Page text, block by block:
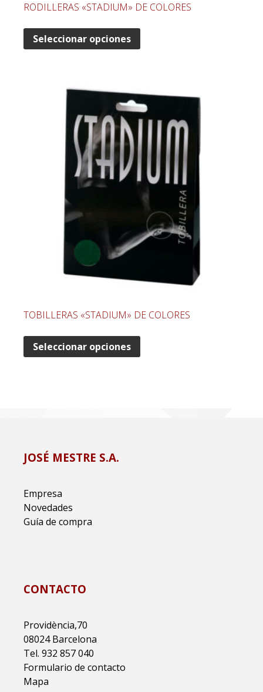
RODILLERAS «STADIUM» DE COLORES
Seleccionar opciones
TOBILLERAS «STADIUM» DE COLORES
Seleccionar opciones
JOSÉ MESTRE S.A.
Empresa
Novedades
Guía de compra
CONTACTO
Providència,70
08024 Barcelona
Tel. 932 857 040
Formulario de contacto
Mapa